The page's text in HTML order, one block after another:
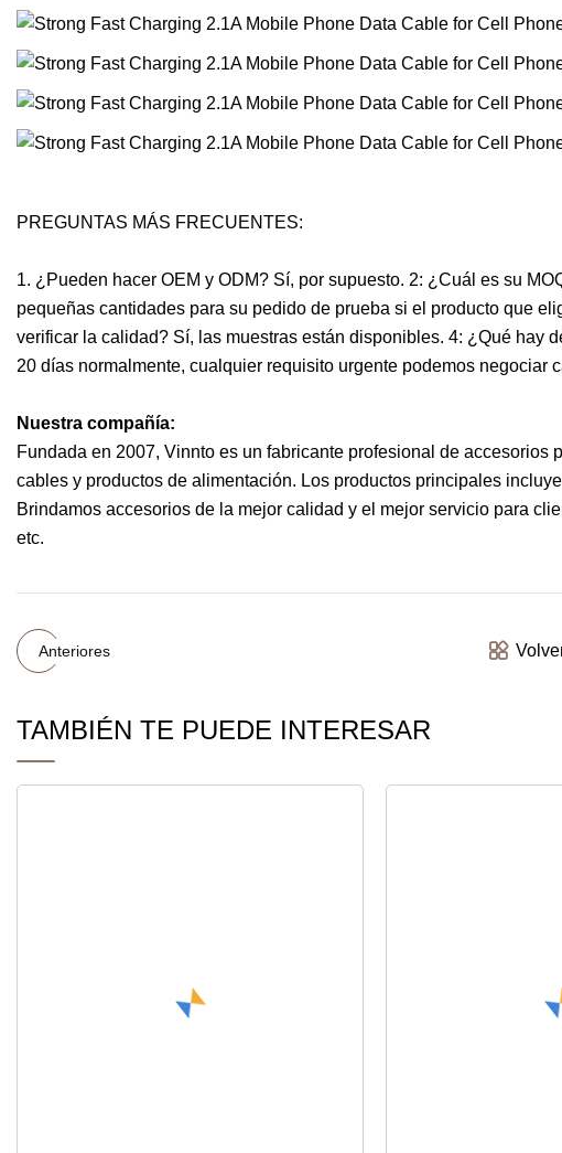
PREGUNTAS MÁS FRECUENTES:
1. ¿Pueden hacer OEM y ODM? Sí, por supuesto. 2: ¿Cuál es su
pequeñas cantidades para su pedido de prueba si el producto que
verificar la calidad? Sí, las muestras están disponibles. 4: ¿Qué hay
20 días normalmente, cualquier requisito urgente podemos negociar
Nuestra compañía:
Fundada en 2007, Vinnto es un fabricante profesional de
cables y productos de alimentación. Los productos principales
Brindamos accesorios de la mejor calidad y el mejor servicio para
etc.
Anteriores
TAMBIÉN TE PUEDE INTERESAR